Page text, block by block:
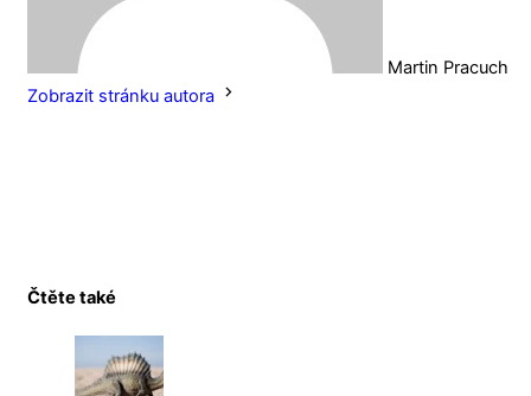
Martin Pracuch
Zobrazit stránku autora
Čtěte také